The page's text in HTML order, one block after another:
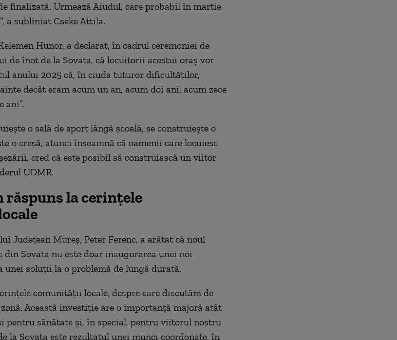
finalizată. Urmează Aiudul, care probabil în martie
a subliniat Cseke Attila.
Hunor, a declarat, în cadrul ceremoniei de
de înot de la Sovata, că locuitorii acestui oraş vor
anului 2025 că, în ciuda tuturor dificultăţilor,
decât eram acum un an, acum doi ani, acum zece
ani”.
o sală de sport lângă şcoală, se construieşte o
o creşă, atunci înseamnă că oamenii care locuiesc
cred că este posibil să construiască un viitor
UDMR.
răspuns la cerinţele
Judeţean Mureş, Peter Ferenc, a arătat că noul
Sovata nu este doar inaugurarea unei noi
unei soluţii la o problemă de lungă durată.
comunităţii locale, despre care discutăm de
Această investiţie are o importanţă majoră atât
pentru sănătate şi, în special, pentru viitorul nostru
la Sovata este rezultatul unei munci coordonate, în